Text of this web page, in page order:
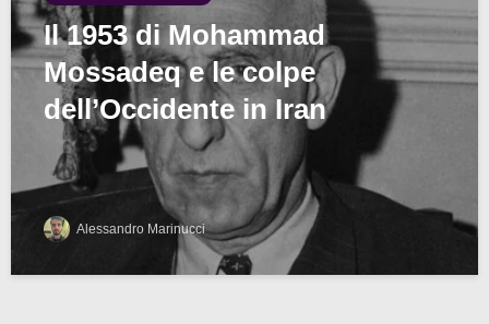
Il 1953 di Mohammad
Mossadeq e le colpe
dell’Occidente in Iran
Alessandro Marinucci